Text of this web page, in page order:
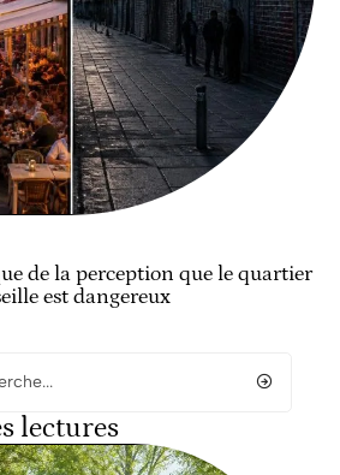
de la perception que le quartier
est dangereux
lectures